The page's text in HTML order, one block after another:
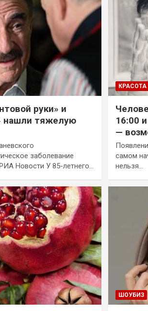
руки» и
нашли тяжелую
заболевание
Новости У 85-летнего…
КРАСОТА
16:00
—
самом
нельзя…
ШОУБИЗ